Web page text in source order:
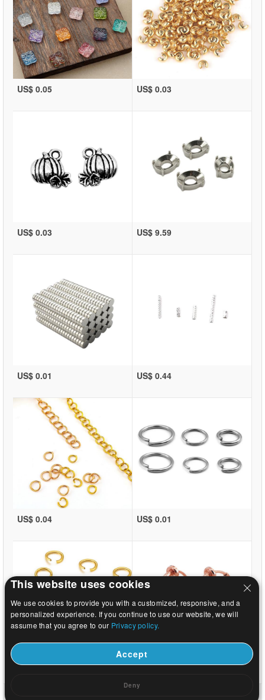
US$ 0.05 US$ 0.03
US$ 0.03 US$ 9.59
US$ 0.01 US$ 0.44
US$ 0.04 US$ 0.01
US$ 0.01 US$ 0.29
This website uses cookies
We use cookies to provide you with a customized, responsive, and a
personalized experience. If you continue to use our website, we will
assume that you agree to our Privacy policy.
Accept
Deny